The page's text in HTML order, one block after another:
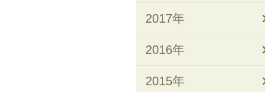
2017年
2016年
2015年